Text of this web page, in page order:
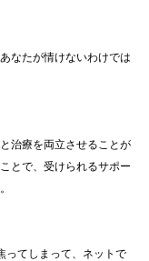
なたが情けないわけでは
治療を両立させることが
とで、受けられるサポー
ってしまって、ネットで